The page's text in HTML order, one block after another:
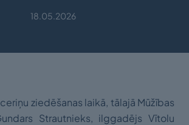
18.05.2026
ziedēšanas laikā, tālajā Mūžības
Strautnieks, ilggadējs Vītolu